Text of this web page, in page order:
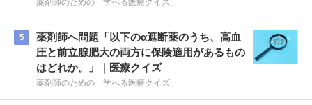
5
薬剤師へ問題「以下のα遮断薬のうち、高血
圧と前立腺肥大の両方に保険適用があるもの
はどれか。」｜医療クイズ
薬剤師のための「学べる医療クイズ」